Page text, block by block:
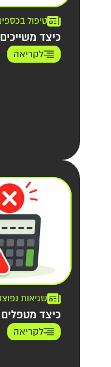
טיפול
כיצד
לקריאה
שגיאות
כיצד
לקריאה